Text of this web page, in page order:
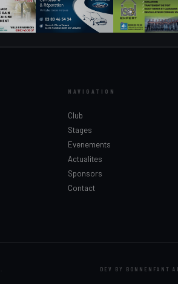
NAVIGATION
Club
Stages
Evenements
Actualites
Sponsors
Contact
DEV BY BONNENFANT